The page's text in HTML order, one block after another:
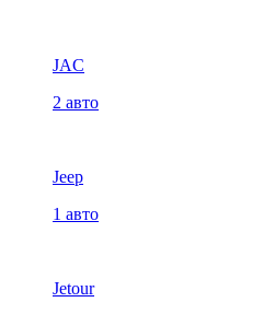
JAC
2 авто
Jeep
1 авто
Jetour